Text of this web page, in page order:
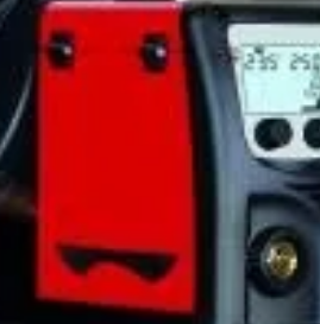
Este un aparat de
MMA si TIG DC-Lift),
derulare a sarmei cu
Se poate folosi la
aluminiu), precum si
Domeniile de
tinichigerie auto
Reglajul sinergic
pentru sudori fara
Tehnologia ATC
faciliteaza obtinerea
subtiri.